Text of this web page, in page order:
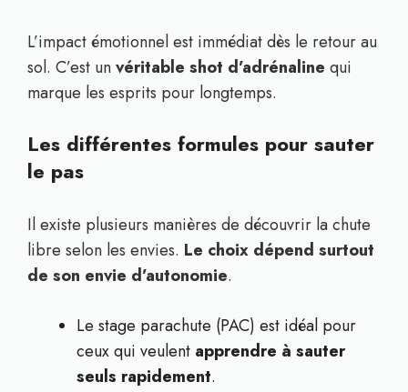
L’impact émotionnel est immédiat dès le retour au
sol. C’est unvéritable shot d’adrénaline qui
marque les esprits pour longtemps.
Les différentes formules pour sauter
le pas
Il existe plusieurs manières de découvrir la chute
libre selon les envies. Le choix dépend surtout
de son envie d’autonomie.
Le stage parachute (PAC) est idéal pour
ceux qui veulent apprendre à sauter
seuls rapidement.